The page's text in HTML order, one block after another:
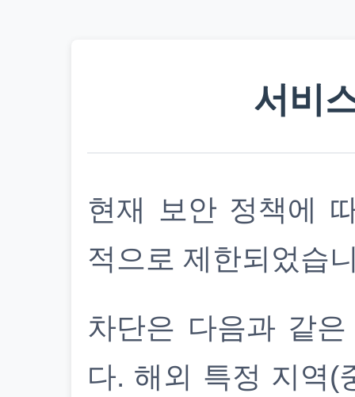
서비
현재 보안 정책에
적으로 제한되었습
차단은 다음과 같
다. 해외 특정 지역(